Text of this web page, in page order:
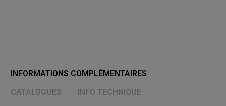
INFORMATIONS COMPLÉMENTAIRES
CATALOGUES
INFO TECHNIQUE